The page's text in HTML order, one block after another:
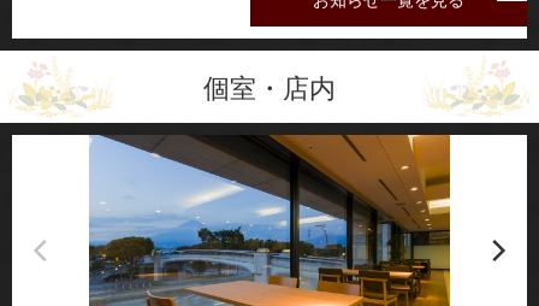
個室・店内